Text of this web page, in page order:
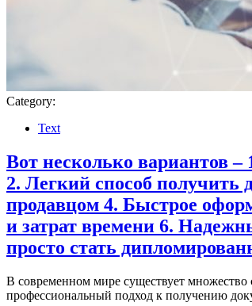
Category:
Text
Вот несколько вариантов
2. Легкий способ
продавцом 4. Быстрое
и затрат времени 6.
просто стать
В современном мире существует множество
профессиональный подход к получению